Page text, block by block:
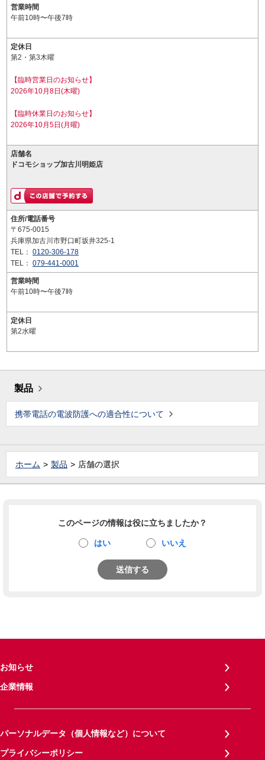
営業時間
午前10時〜午後7時
定休日
第2・第3木曜
【臨時営業日のお知らせ】
2026年10月8日(木曜)
【臨時休業日のお知らせ】
2026年10月5日(月曜)
店舗名
ドコモショップ加古川明姫店
住所/電話番号
〒675-0015
兵庫県加古川市野口町坂井325-1
TEL： 0120-306-178
TEL： 079-441-0001
営業時間
午前10時〜午後7時
定休日
第2水曜
製品
携帯電話の電波防護への適合性について
ホーム 製品 店舗の選択
このページの情報は役に立ちましたか？
はい いいえ
送信する
お知らせ
企業情報
パーソナルデータ（個人情報など）について
プライバシーポリシー